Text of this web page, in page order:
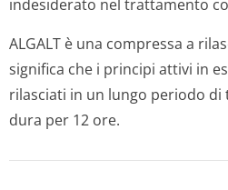
indesiderato nel trattamento
ALGALT è una compressa a
significa che i principi attivi in
rilasciati in un lungo periodo di
dura per 12 ore.